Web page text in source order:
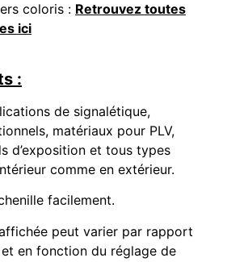
coloris : Retrouvez toutes
ici
:
de signalétique,
matériaux pour PLV,
d’exposition et tous types
comme en extérieur.
facilement.
peut varier par rapport
en fonction du réglage de